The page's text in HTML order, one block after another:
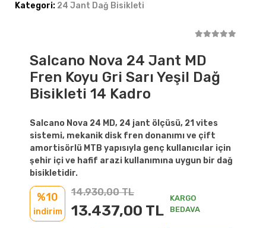
Kategori: 24 Jant Dağ Bisikleti
Salcano Nova 24 Jant MD
Fren Koyu Gri Sarı Yeşil Dağ
Bisikleti 14 Kadro
Salcano Nova 24 MD, 24 jant ölçüsü, 21 vites
sistemi, mekanik disk fren donanımı ve çift
amortisörlü MTB yapısıyla genç kullanıcılar için
şehir içi ve hafif arazi kullanımına uygun bir dağ
bisikletidir.
%10
indirim
14.930,00 TL
13.437,00 TL
KARGO
BEDAVA